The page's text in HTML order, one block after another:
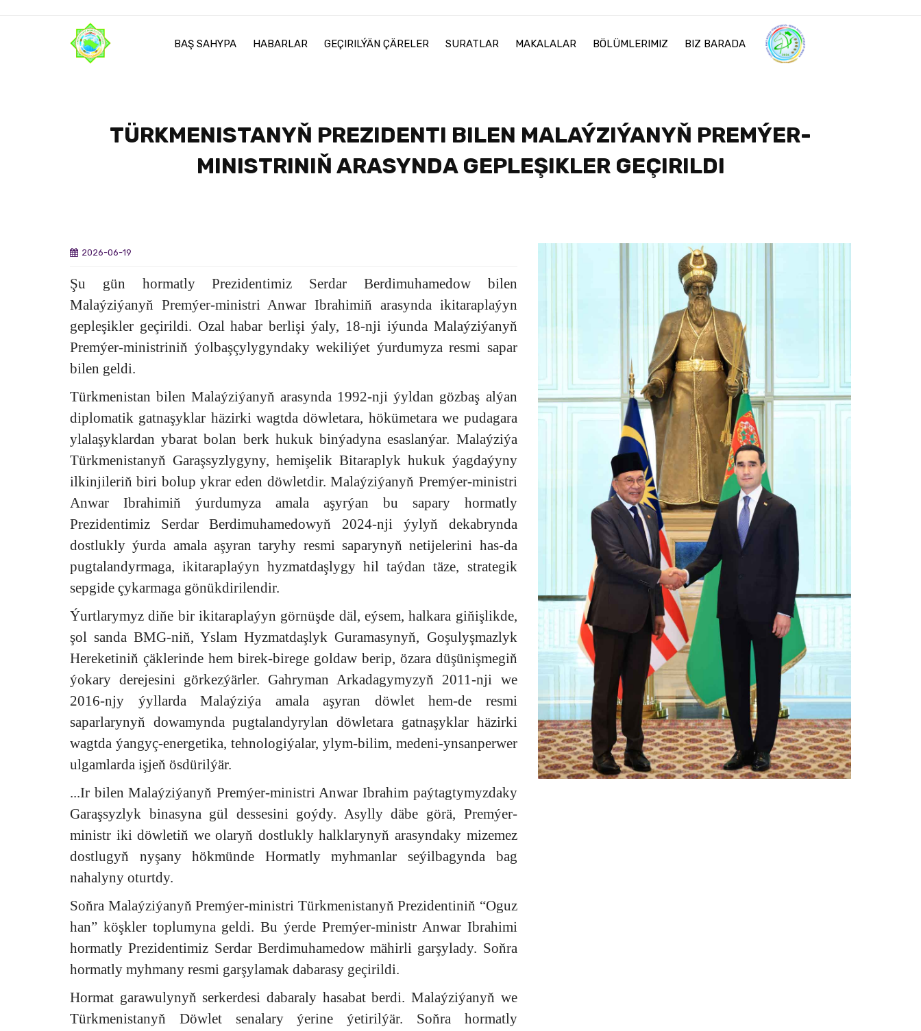
BAŞ SAHYPA HABARLAR GEÇIRILÝÄN ÇÄRELER SURATLAR MAKALALAR BÖLÜMLERIMIZ BIZ BARADA
TÜRKMENISTANYŇ PREZIDENTI BILEN MALAÝZIÝANYŇ PREMÝER-
MINISTRINIŇ ARASYNDA GEPLEŞIKLER GEÇIRILDI
2026-06-19
Şu gün hormatly Prezidentimiz Serdar Berdimuhamedow bilen
Malaýziýanyň Premýer-ministri Anwar Ibrahimiň arasynda ikitaraplaýyn
gepleşikler geçirildi. Ozal habar berlişi ýaly, 18-nji iýunda Malaýziýanyň
Premýer-ministriniň ýolbaşçylygyndaky wekiliýet ýurdumyza resmi sapar
bilen geldi.
Türkmenistan bilen Malaýziýanyň arasynda 1992-nji ýyldan gözbaş alýan
diplomatik gatnaşyklar häzirki wagtda döwletara, hökümetara we pudagara
ylalaşyklardan ybarat bolan berk hukuk binýadyna esaslanýar. Malaýziýa
Türkmenistanyň Garaşsyzlygyny, hemişelik Bitaraplyk hukuk ýagdaýyny
ilkinjileriň biri bolup ykrar eden döwletdir. Malaýziýanyň Premýer-ministri
Anwar Ibrahimiň ýurdumyza amala aşyrýan bu sapary hormatly
Prezidentimiz Serdar Berdimuhamedowyň 2024-nji ýylyň dekabrynda
dostlukly ýurda amala aşyran taryhy resmi saparynyň netijelerini has-da
pugtalandyrmaga, ikitaraplaýyn hyzmatdaşlygy hil taýdan täze, strategik
sepgide çykarmaga gönükdirilendir.
Ýurtlarymyz diňe bir ikitaraplaýyn görnüşde däl, eýsem, halkara giňişlikde,
şol sanda BMG-niň, Yslam Hyzmatdaşlyk Guramasynyň, Goşulyşmazlyk
Hereketiniň çäklerinde hem birek-birege goldaw berip, özara düşünişmegiň
ýokary derejesini görkezýärler. Gahryman Arkadagymyzyň 2011-nji we
2016-njy ýyllarda Malaýziýa amala aşyran döwlet hem-de resmi
saparlarynyň dowamynda pugtalandyrylan döwletara gatnaşyklar häzirki
wagtda ýangyç-energetika, tehnologiýalar, ylym-bilim, medeni-ynsanperwer
ulgamlarda işjeň ösdürilýär.
...Ir bilen Malaýziýanyň Premýer-ministri Anwar Ibrahim paýtagtymyzdaky
Garaşsyzlyk binasyna gül dessesini goýdy. Asylly däbe görä, Premýer-
ministr iki döwletiň we olaryň dostlukly halklarynyň arasyndaky mizemez
dostlugyň nyşany hökmünde Hormatly myhmanlar seýilbagynda bag
nahalyny oturtdy.
Soňra Malaýziýanyň Premýer-ministri Türkmenistanyň Prezidentiniň “Oguz
han” köşkler toplumyna geldi. Bu ýerde Premýer-ministr Anwar Ibrahimi
hormatly Prezidentimiz Serdar Berdimuhamedow mähirli garşylady. Soňra
hormatly myhmany resmi garşylamak dabarasy geçirildi.
Hormat garawulynyň serkerdesi dabaraly hasabat berdi. Malaýziýanyň we
Türkmenistanyň Döwlet senalary ýerine ýetirilýär. Soňra hormatly